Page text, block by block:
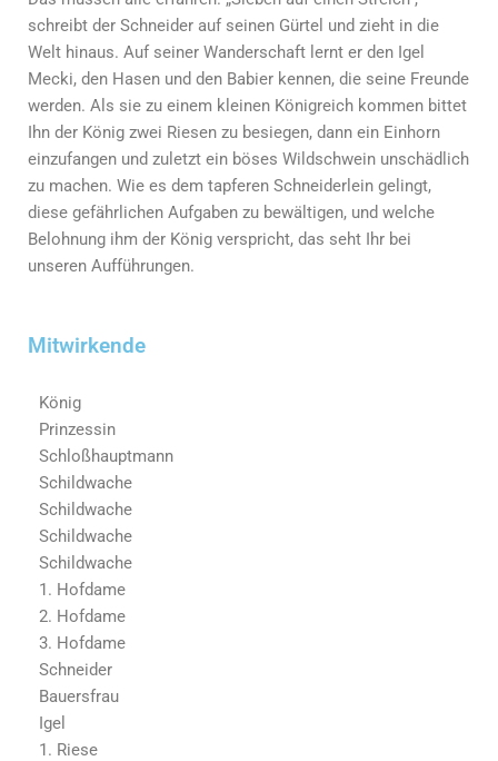
schreibt der Schneider auf seinen Gürtel und zieht in die
Welt hinaus. Auf seiner Wanderschaft lernt er den Igel
Mecki, den Hasen und den Babier kennen, die seine Freunde
werden. Als sie zu einem kleinen Königreich kommen bittet
Ihn der König zwei Riesen zu besiegen, dann ein Einhorn
einzufangen und zuletzt ein böses Wildschwein unschädlich
zu machen. Wie es dem tapferen Schneiderlein gelingt,
diese gefährlichen Aufgaben zu bewältigen, und welche
Belohnung ihm der König verspricht, das seht Ihr bei
unseren Aufführungen.
Mitwirkende
König
Prinzessin
Schloßhauptmann
Schildwache
Schildwache
Schildwache
Schildwache
1. Hofdame
2. Hofdame
3. Hofdame
Schneider
Bauersfrau
Igel
1. Riese